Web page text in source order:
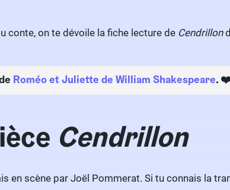
conte, on te dévoile la fiche lecture de Cendrillon
Roméo et Juliette de William Shakespeare.
Cendrillon
en scène par Joël Pommerat. Si tu connais la